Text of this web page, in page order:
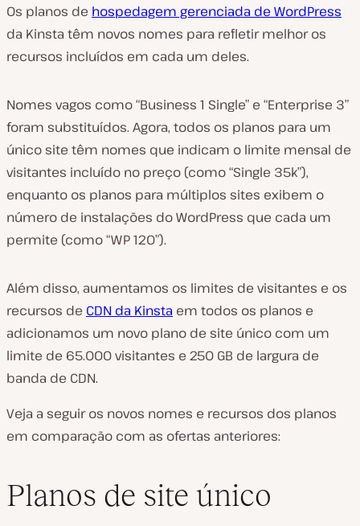
Os planos de hospedagem gerenciada de WordPress
da Kinsta têm novos nomes para refletir melhor os
recursos incluídos em cada um deles.
Nomes vagos como “Business 1 Single” e “Enterprise 3”
foram substituídos. Agora, todos os planos para um
único site têm nomes que indicam o limite mensal de
visitantes incluído no preço (como “Single 35k”),
enquanto os planos para múltiplos sites exibem o
número de instalações do WordPress que cada um
permite (como “WP 120”).
Além disso, aumentamos os limites de visitantes e os
recursos de CDN da Kinsta em todos os planos e
adicionamos um novo plano de site único com um
limite de 65.000 visitantes e 250 GB de largura de
banda de CDN.
Veja a seguir os novos nomes e recursos dos planos
em comparação com as ofertas anteriores:
Planos de site único